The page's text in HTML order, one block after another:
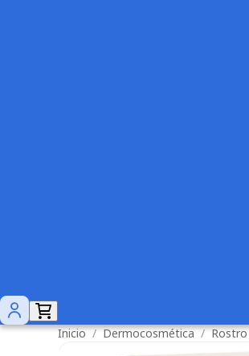
Inicio / Dermocosmética / Rostro